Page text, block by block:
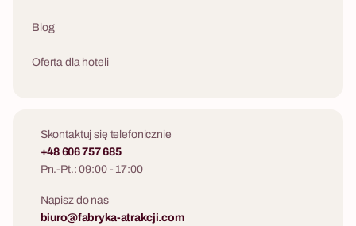
Blog
Oferta dla hoteli
Skontaktuj się telefonicznie
+48 606 757 685
Pn.-Pt.: 09:00 - 17:00
Napisz do nas
biuro@fabryka-atrakcji.com